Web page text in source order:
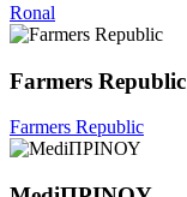
Ronal
Farmers Republic
Farmers Republic